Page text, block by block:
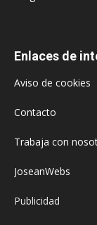
Enlaces de
Aviso de cookies
Contacto
Trabaja con
JoseanWebs
Publicidad